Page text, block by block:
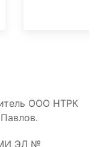
ООО НТРК
ЭЛ №